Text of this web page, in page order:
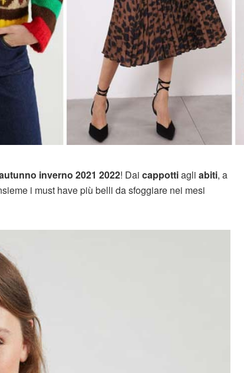
inverno 2021 2022! Dai cappottiagli abiti, a
i must have più belli da sfoggiare nei mesi